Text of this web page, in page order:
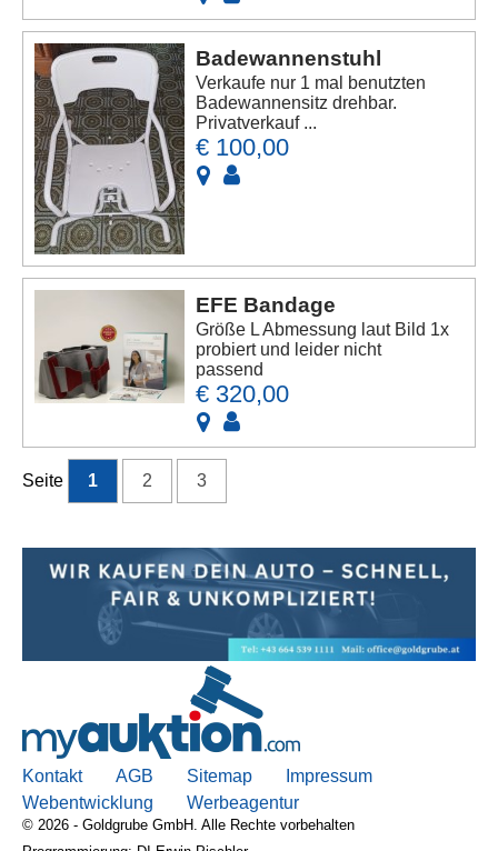
Badewannenstuhl
Verkaufe nur 1 mal benutzten
Badewannensitz drehbar.
Privatverkauf ...
€ 100,00
EFE Bandage
Größe L Abmessung laut Bild 1x
probiert und leider nicht
passend
€ 320,00
Seite 1 2 3
Kontakt AGB Sitemap
Impressum
Webentwicklung
Werbeagentur
© 2026 - Goldgrube GmbH. Alle Rechte vorbehalten